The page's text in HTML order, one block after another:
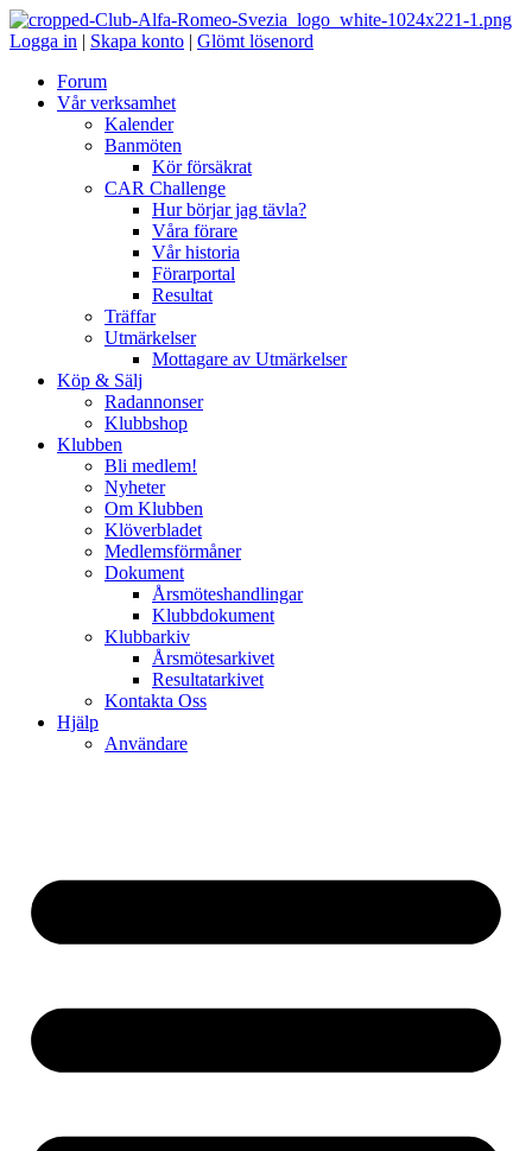
Logga in | Skapa konto | Glömt lösenord
Forum
Vår verksamhet
Kalender
Banmöten
Kör försäkrat
CAR Challenge
Hur börjar jag tävla?
Våra förare
Vår historia
Förarportal
Resultat
Träffar
Utmärkelser
Mottagare av Utmärkelser
Köp & Sälj
Radannonser
Klubbshop
Klubben
Bli medlem!
Nyheter
Om Klubben
Klöverbladet
Medlemsförmåner
Dokument
Årsmöteshandlingar
Klubbdokument
Klubbarkiv
Årsmötesarkivet
Resultatarkivet
Kontakta Oss
Hjälp
Användare